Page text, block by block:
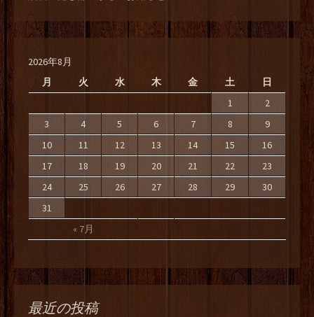
2026年8月
月
火 水 木 金 土 日
« 7月
1
2
3
4 5 6 7 8
9
10
11 12 13 14 15
16
17
18 19 20 21 22
23
24
25 26 27 28 29
30
31
最近の投稿